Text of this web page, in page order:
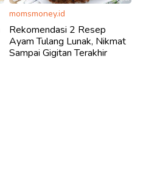
momsmoney.id
Rekomendasi 2 Resep
Ayam Tulang Lunak, Nikmat
Sampai Gigitan Terakhir